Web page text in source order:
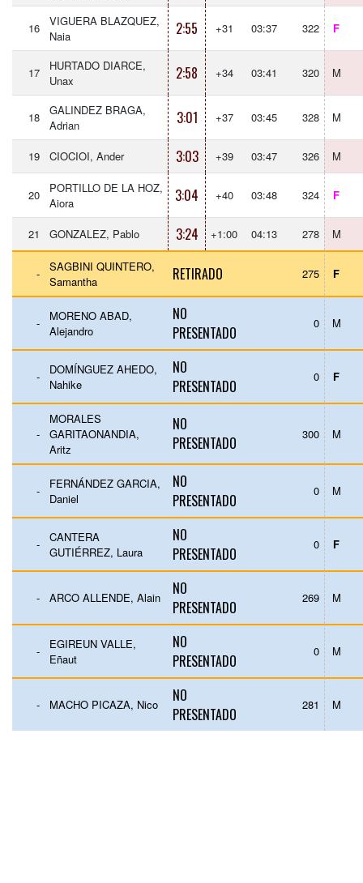
16
VIGUERA BLAZQUEZ,
Naia
2:55 +31 03:37 322 F
17
HURTADO DIARCE,
Unax
2:58 +34 03:41 320 M
18
GALINDEZ BRAGA,
Adrian
3:01 +37 03:45 328 M
19 CIOCIOI, Ander 3:03 +39 03:47 326 M
20
PORTILLO DE LA HOZ,
Aiora
3:04 +40 03:48 324 F
21 GONZALEZ, Pablo 3:24 +1:00 04:13 278 M
-
SAGBINI QUINTERO,
Samantha
RETIRADO 275 F
-
MORENO ABAD,
Alejandro
NO
PRESENTADO
0 M
-
DOMÍNGUEZ AHEDO,
Nahike
NO
PRESENTADO
0 F
-
MORALES
GARITAONANDIA,
Aritz
NO
PRESENTADO
300 M
-
FERNÁNDEZ GARCIA,
Daniel
NO
PRESENTADO
0 M
-
CANTERA
GUTIÉRREZ, Laura
NO
PRESENTADO
0 F
- ARCO ALLENDE, Alain
NO
PRESENTADO
269 M
-
EGIREUN VALLE,
Eñaut
NO
PRESENTADO
0 M
- MACHO PICAZA, Nico
NO
PRESENTADO
281 M